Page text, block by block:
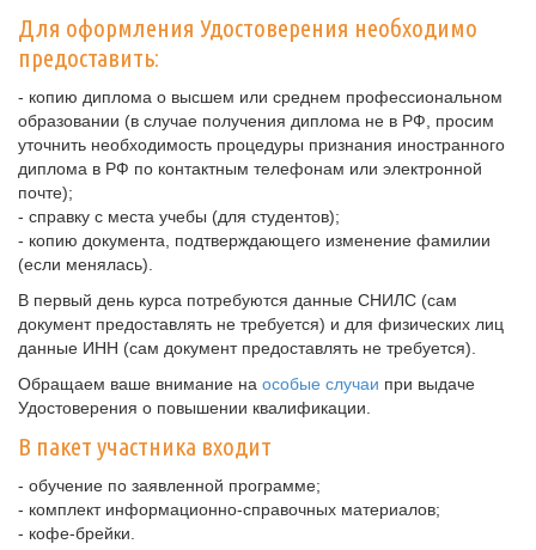
Для оформления Удостоверения необходимо
предоставить:
- копию диплома о высшем или среднем профессиональном
образовании (в случае получения диплома не в РФ, просим
уточнить необходимость процедуры признания иностранного
диплома в РФ по контактным телефонам или электронной
почте);
- справку с места учебы (для студентов);
- копию документа, подтверждающего изменение фамилии
(если менялась).
В первый день курса потребуются данные СНИЛС (сам
документ предоставлять не требуется) и для физических лиц
данные ИНН (сам документ предоставлять не требуется).
Обращаем ваше внимание на особые случаи при выдаче
Удостоверения о повышении квалификации.
В пакет участника входит
- обучение по заявленной программе;
- комплект информационно-справочных материалов;
- кофе-брейки.